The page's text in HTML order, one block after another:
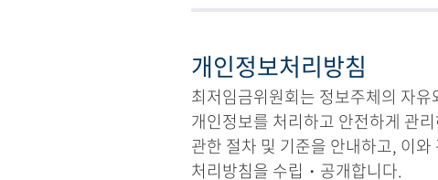
개인정보처리방침
최저임금위원회는 정보주체의 자
개인정보를 처리하고 안전하게 관
관한 절차 및 기준을 안내하고, 이
처리방침을 수립・공개합니다.